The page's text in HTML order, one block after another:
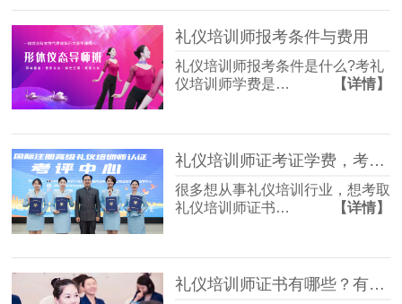
礼仪培训师报考条件与费用
礼仪培训师报考条件是什么?考礼
仪培训师学费是…
【详情】
礼仪培训师证考证学费，考礼仪证一般多少钱？
很多想从事礼仪培训行业，想考取
礼仪培训师证书…
【详情】
礼仪培训师证书有哪些？有什么区别？